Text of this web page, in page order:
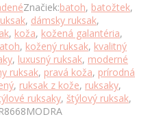
Značiek:batoh, batožtek,
, dámsky ruksak,
, koža, kožená galantéria,
, kožený ruksak, kvalitný
, luxusný ruksak, moderné
ruksak, pravá koža, prírodná
, ruksak z kože, ruksaky,
ruksaky, štýlový ruksak,
R8668MODRA